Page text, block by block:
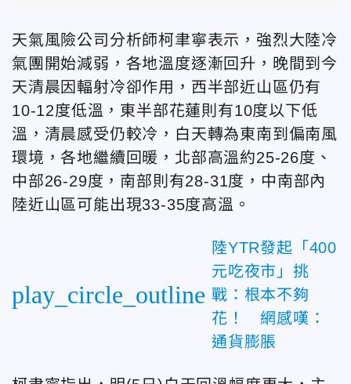
天氣風險公司分析師柯聿寧表示，強烈大陸冷
氣團開始減弱，各地溫度逐漸回升，晚間到今
天清晨因輻射冷卻作用，西半部近山區仍有
10-12度低溫，東半部花蓮則有10度以下低
溫，清晨感受仍較冷，白天轉為東南到偏南風
環境，各地繼續回暖，北部高溫約25-26度、
中部26-29度，南部則有28-31度，中南部內
陸近山區可能出現33-35度高溫。
play_circle_outline
陸YTR發起「400
元吃夜市」挑
戰：根本不夠
花！ 網感嘆：
通貨膨脹